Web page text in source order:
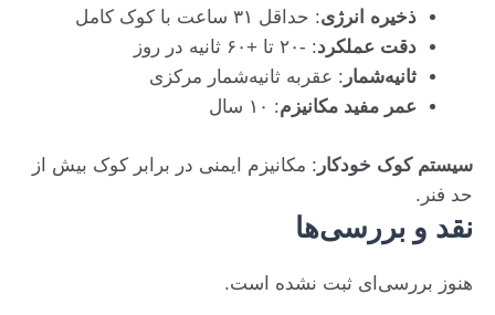
ذخیره انرژی: حداقل ۳۱ ساعت با کوک کامل
دقت عملکرد: -۲۰ تا +۶۰ ثانیه در روز
ثانیه‌شمار : عقربه ثانیه‌شمار مرکزی
عمر مفید مکانیزم: ۱۰ سال
سیستم کوک خودکار : مکانیزم ایمنی در برابر کوک بیش از
حد فنر.
نقد و بررسی‌ها
هنوز بررسی‌ای ثبت نشده است.